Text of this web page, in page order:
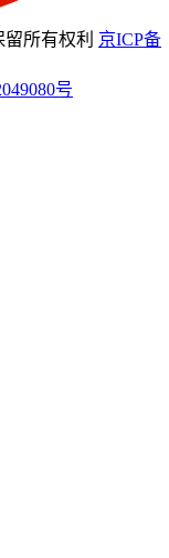
所有权利 京ICP备
号